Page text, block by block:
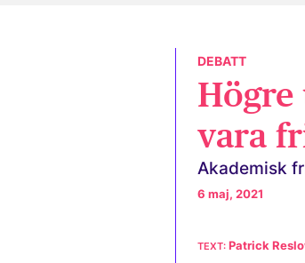
DEBATT
vara
Akademisk
6 maj, 2021
Patrick